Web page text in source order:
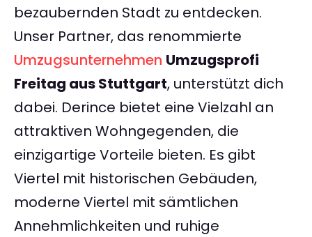
bezaubernden Stadt zu entdecken.
Unser Partner, das renommierte
Umzugsunternehmen Umzugsprofi
Freitag aus Stuttgart, unterstützt dich
dabei. Derince bietet eine Vielzahl an
attraktiven Wohngegenden, die
einzigartige Vorteile bieten. Es gibt
Viertel mit historischen Gebäuden,
moderne Viertel mit sämtlichen
Annehmlichkeiten und ruhige